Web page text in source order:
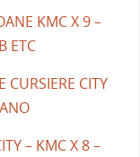
KMC X 9 –
ETC
CURSIERE CITY
– KMC X 8 –